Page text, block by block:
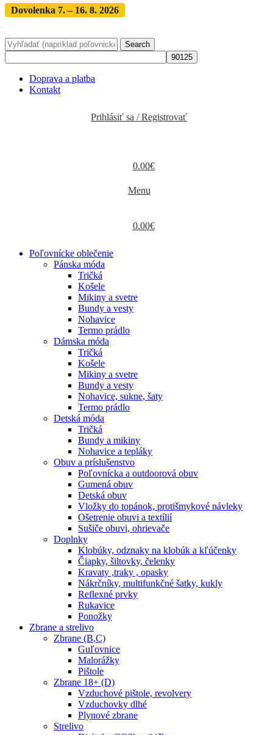
Dovolenka 7. – 16. 8. 2026
Search
Doprava a platba
Kontakt
Prihlásiť sa / Registrovať
0.00€
Menu
0.00€
Poľovnícke oblečenie
Pánska móda
Tričká
Košele
Mikiny a svetre
Bundy a vesty
Nohavice
Termo prádlo
Dámska móda
Tričká
Košele
Mikiny a svetre
Bundy a vesty
Nohavice, sukne, šaty
Termo prádlo
Detská móda
Tričká
Bundy a mikiny
Nohavice a tepláky
Obuv a príslušenstvo
Poľovnícka a outdoorová obuv
Gumená obuv
Detská obuv
Vložky do topánok, protišmykové návleky
Ošetrenie obuvi a textílií
Sušiče obuvi, ohrievače
Doplnky
Klobúky, odznaky na klobúk a kľúčenky
Čiapky, šiltovky, čelenky
Kravaty ,traky , opasky
Nákrčníky, multifunkčné šatky, kukly
Reflexné prvky
Rukavice
Ponožky
Zbrane a strelivo
Zbrane (B,C)
Guľovnice
Malorážky
Pištole
Zbrane 18+ (D)
Vzduchové pištole, revolvery
Vzduchovky dlhé
Plynové zbrane
Strelivo